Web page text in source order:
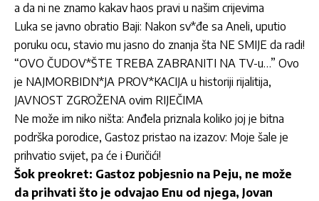
a da ni ne znamo kakav haos pravi u našim crijevima
Luka se javno obratio Baji: Nakon sv*đe sa Aneli, uputio
poruku ocu, stavio mu jasno do znanja šta NE SMIJE da radi!
“OVO ČUDOV*ŠTE TREBA ZABRANITI NA TV-u…” Ovo
je NAJMORBIDN*JA PROV*KACIJA u historiji rijalitija,
JAVNOST ZGROŽENA ovim RIJEČIMA
Ne može im niko ništa: Anđela priznala koliko joj je bitna
podrška porodice, Gastoz pristao na izazov: Moje šale je
prihvatio svijet, pa će i Đuričići!
Šok preokret: Gastoz pobjesnio na Peju, ne može
da prihvati što je odvajao Enu od njega, Jovan